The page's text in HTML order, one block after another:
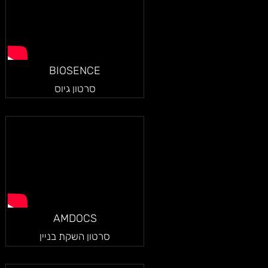
BIOSENCE
סרטון גיוס
AMDOCS
סרטון השקת בניין